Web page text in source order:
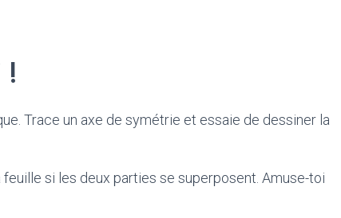
!
Trace un axe de symétrie et essaie de dessiner la
si les deux parties se superposent. Amuse-toi